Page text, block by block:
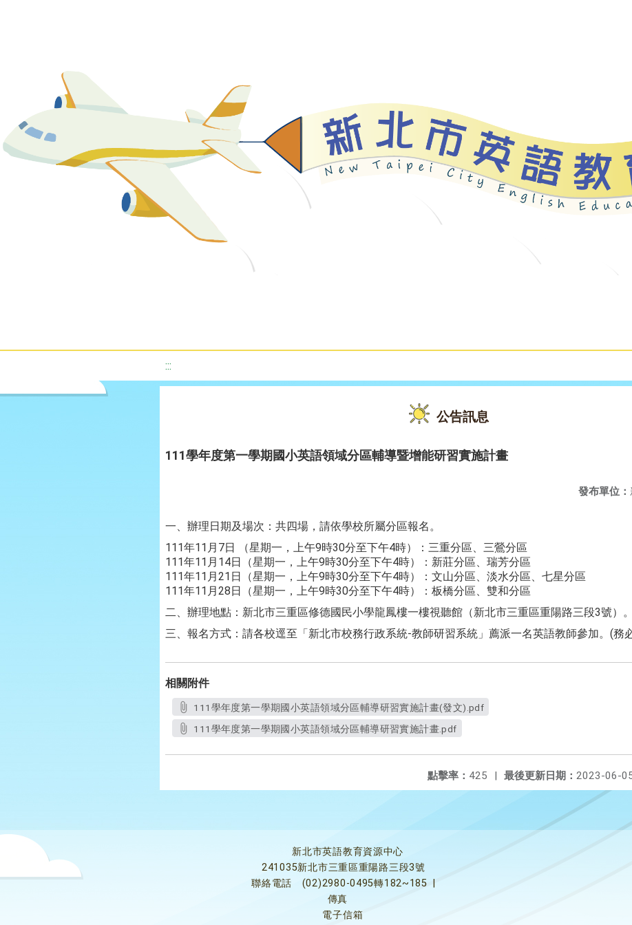
:::
公告訊息
111學年度第一學期國小英語領域分區輔導暨增能研習實施計畫
發布單位：
一、辦理日期及場次：共四場，請依學校所屬分區報名。
111年11月7日 （星期一，上午9時30分至下午4時）：三重分區、三鶯分區
111年11月14日（星期一，上午9時30分至下午4時）：新莊分區、瑞芳分區
111年11月21日（星期一，上午9時30分至下午4時）：文山分區、淡水分區、七星分區
111年11月28日（星期一，上午9時30分至下午4時）：板橋分區、雙和分區
二、辦理地點：新北市三重區修德國民小學龍鳳樓一樓視聽館（新北市三重區重陽路三段3號）。
三、報名方式：請各校逕至「新北市校務行政系統-教師研習系統」薦派一名英語教師參加。(務
相關附件
111學年度第一學期國小英語領域分區輔導研習實施計畫(發文).pdf
111學年度第一學期國小英語領域分區輔導研習實施計畫.pdf
最後更新日期： 2023-06-
點擊率： 425 |
新北市英語教育資源中心
241035新北市三重區重陽路三段3號
聯絡電話
(02)2980-0495轉182~185
傳真
電子信箱